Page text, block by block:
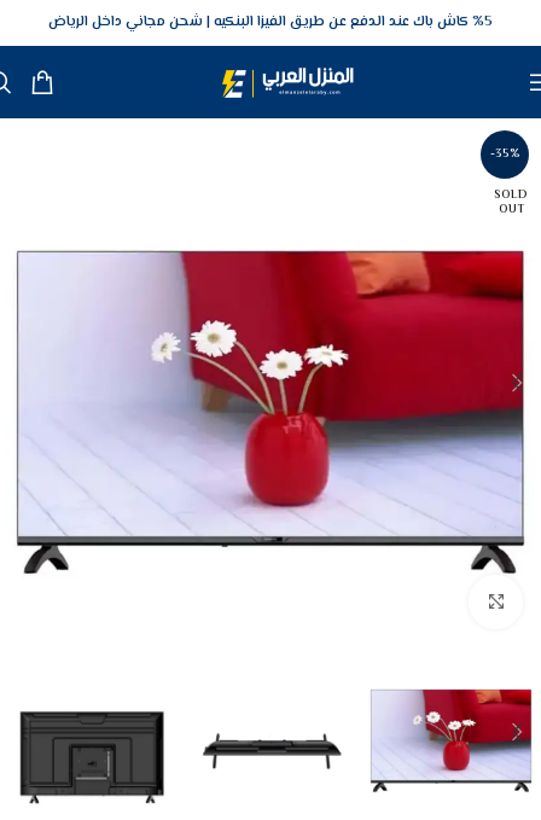
5‎% كاش باك عند الدفع عن طريق الفيزا البنكيه شحن مجاني داخل الرياض
-35%
SOLD
OUT